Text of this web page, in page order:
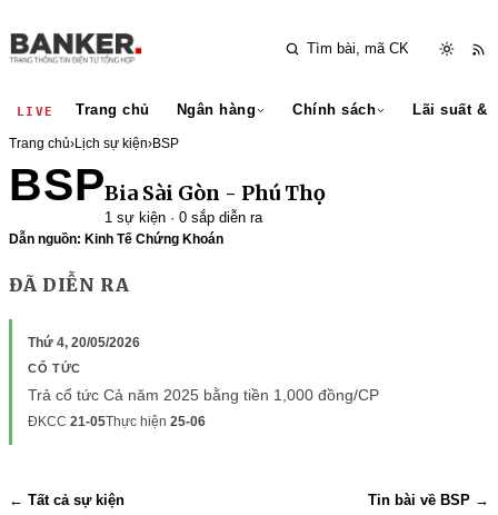
LIVE Trang chủ Ngân hàng Chính sách Lãi suất &
Trang chủ›Lịch sự kiện›BSP
BSPBia Sài Gòn - Phú Thọ
1 sự kiện · 0 sắp diễn ra
Dẫn nguồn: Kinh Tế Chứng Khoán
ĐÃ DIỄN RA
Thứ 4, 20/05/2026
CỔ TỨC
Trả cổ tức Cả năm 2025 bằng tiền 1,000 đồng/CP
ĐKCC 21-05Thực hiện 25-06
← Tất cả sự kiện Tin bài về BSP →